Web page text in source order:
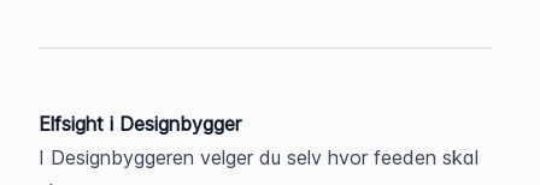
Elfsight i Designbygger
I Designbyggeren velger du selv hvor feeden skal